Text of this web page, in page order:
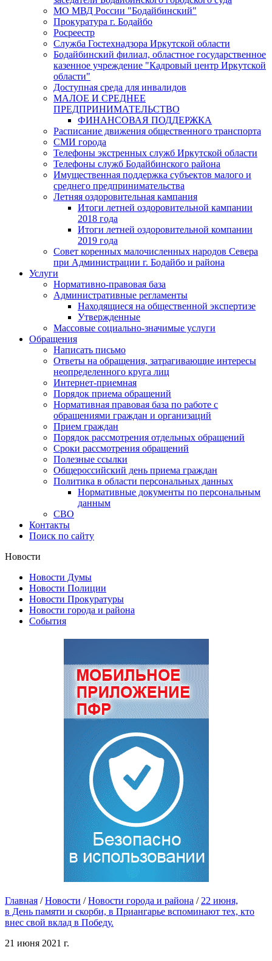
МО МВД России "Бодайбинский"
Прокуратура г. Бодайбо
Росреестр
Служба Гостехнадзора Иркутской области
Бодайбинский филиал, областное государственное
казенное учреждение "Кадровый центр Иркутской
области"
Доступная среда для инвалидов
МАЛОЕ И СРЕДНЕЕ
ПРЕДПРИНИМАТЕЛЬСТВО
ФИНАНСОВАЯ ПОДДЕРЖКА
Расписание движения общественного транспорта
СМИ города
Телефоны экстренных служб Иркутской области
Телефоны служб Бодайбинского района
Имущественная поддержка субъектов малого и
среднего предпринимательства
Летняя оздоровительная кампания
Итоги летней оздоровительной кампании
2018 года
Итоги летней оздоровительной компании
2019 года
Совет коренных малочисленных народов Севера
при Администрации г. Бодайбо и района
Услуги
Нормативно-правовая база
Административные регламенты
Находящиеся на общественной экспертизе
Утвержденные
Массовые социально-значимые услуги
Обращения
Написать письмо
Ответы на обращения, затрагивающие интересы
неопределенного круга лиц
Интернет-приемная
Порядок приема обращений
Нормативная правовая база по работе с
обращениями граждан и организаций
Прием граждан
Порядок рассмотрения отдельных обращений
Сроки рассмотрения обращений
Полезные ссылки
Общероссийский день приема граждан
Политика в области персональных данных
Нормативные документы по персональным
данным
СВО
Контакты
Поиск по сайту
Новости
Новости Думы
Новости Полиции
Новости Прокуратуры
Новости города и района
События
Главная / Новости / Новости города и района / 22 июня,
в День памяти и скорби, в Приангарье вспоминают тех, кто
внес свой вклад в Победу.
21 июня 2021 г.